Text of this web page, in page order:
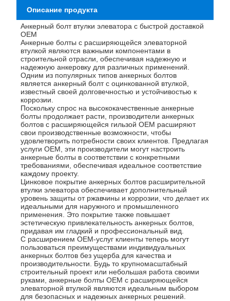
Описание продукта
Анкерный болт втулки элеватора с быстрой доставкой
OEM
Анкерные болты с расширяющейся элеваторной
втулкой являются важными компонентами в
строительной отрасли, обеспечивая надежную и
надежную анкеровку для различных применений.
Одним из популярных типов анкерных болтов
является анкерный болт с оцинкованной втулкой,
известный своей долговечностью и устойчивостью к
коррозии.
Поскольку спрос на высококачественные анкерные
болты продолжает расти, производители анкерных
болтов с расширяющейся гильзой OEM расширяют
свои производственные возможности, чтобы
удовлетворить потребности своих клиентов. Предлагая
услуги OEM, эти производители могут настроить
анкерные болты в соответствии с конкретными
требованиями, обеспечивая идеальное соответствие
каждому проекту.
Цинковое покрытие анкерных болтов расширительной
втулки элеватора обеспечивает дополнительный
уровень защиты от ржавчины и коррозии, что делает их
идеальными для наружного и промышленного
применения. Это покрытие также повышает
эстетическую привлекательность анкерных болтов,
придавая им гладкий и профессиональный вид.
С расширением OEM-услуг клиенты теперь могут
пользоваться преимуществами индивидуальных
анкерных болтов без ущерба для качества и
производительности. Будь то крупномасштабный
строительный проект или небольшая работа своими
руками, анкерные болты OEM с расширяющейся
элеваторной втулкой являются идеальным выбором
для безопасных и надежных анкерных решений.